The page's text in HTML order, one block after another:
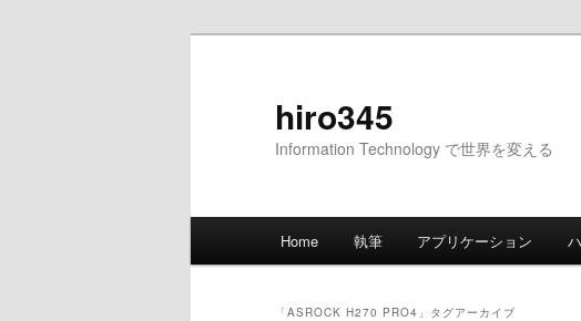
hiro345
Information Technology で世界を変える
Home 執筆 アプリケーション
「ASROCK H270 PRO4 」タグアーカイブ